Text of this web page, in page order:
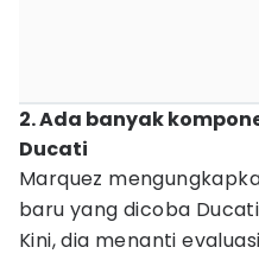
2. Ada banyak
Ducati
Marquez
baru yang dicoba
Kini, dia menanti